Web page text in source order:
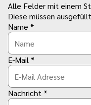
Alle Felder mit einem
Diese müssen
Name *
E-Mail *
Nachricht *